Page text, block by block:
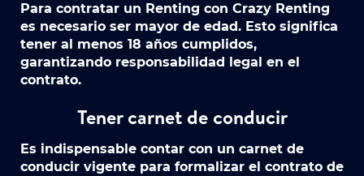
Para contratar un Renting con Crazy Renting
es necesario ser mayor de edad. Esto significa
tener al menos 18 años cumplidos,
garantizando responsabilidad legal en el
contrato.
Tener carnet de conducir
Es indispensable contar con un carnet de
conducir vigente para formalizar el contrato de